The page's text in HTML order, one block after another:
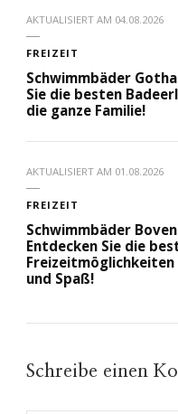
AKTUALISIERT AM 04.08.2026
FREIZEIT
Schwimmbäder
Sie die besten
die ganze Familie!
AKTUALISIERT AM 01.08.2026
FREIZEIT
Schwimmbäder
Entdecken Sie die
Freizeitmöglichkeiten
und Spaß!
Schreibe einen